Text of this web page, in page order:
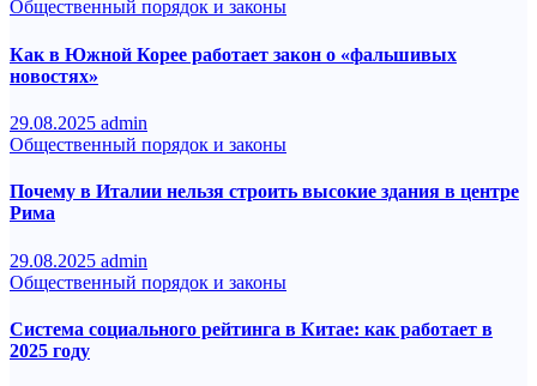
Общественный порядок и законы
Как в Южной Корее работает закон о «фальшивых
новостях»
29.08.2025 admin
Общественный порядок и законы
Почему в Италии нельзя строить высокие здания в центре
Рима
29.08.2025 admin
Общественный порядок и законы
Система социального рейтинга в Китае: как работает в
2025 году